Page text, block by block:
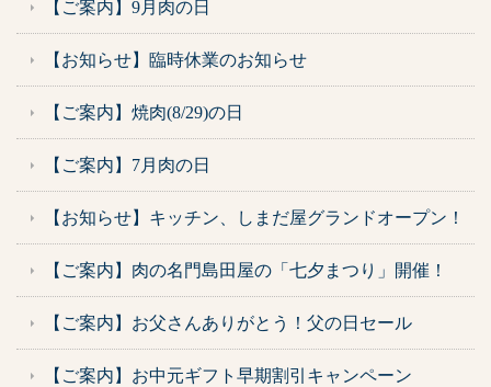
【ご案内】9月肉の日
【お知らせ】臨時休業のお知らせ
【ご案内】焼肉(8/29)の日
【ご案内】7月肉の日
【お知らせ】キッチン、しまだ屋グランドオープン！
【ご案内】肉の名門島田屋の「七夕まつり」開催！
【ご案内】お父さんありがとう！父の日セール
【ご案内】お中元ギフト早期割引キャンペーン